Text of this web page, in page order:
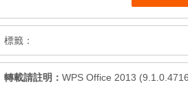
標籤：
轉載請註明： WPS Office 2013